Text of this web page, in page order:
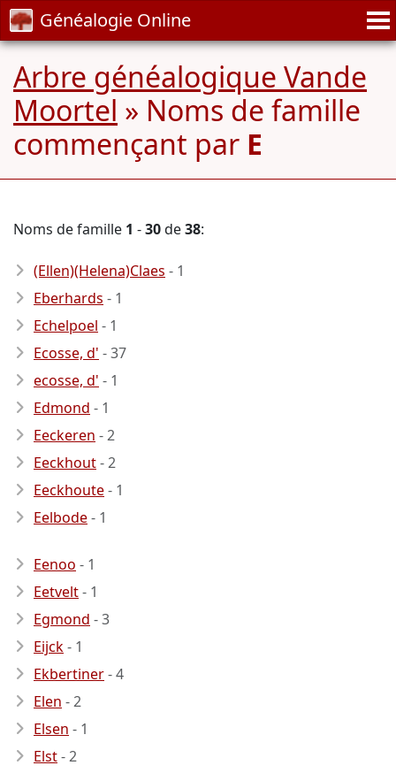
Généalogie Online
Arbre généalogique Vande
Moortel » Noms de famille
commençant par E
Noms de famille 1 -30de38:
(Ellen)(Helena)Claes - 1
Eberhards - 1
Echelpoel - 1
Ecosse, d' - 37
ecosse, d' - 1
Edmond - 1
Eeckeren - 2
Eeckhout- 2
Eeckhoute- 1
Eelbode- 1
Eenoo - 1
Eetvelt- 1
Egmond - 3
Eijck- 1
Ekbertiner- 4
Elen - 2
Elsen - 1
Elst- 2